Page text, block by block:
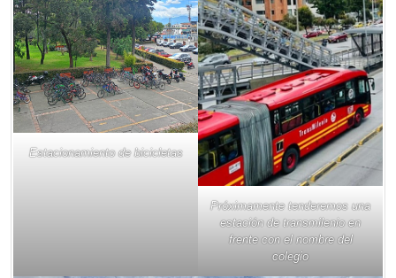
Estacionamiento de bicicletas
Próximamente tenderemos una
estación de transmilenio en
frente con el nombre del
colegio